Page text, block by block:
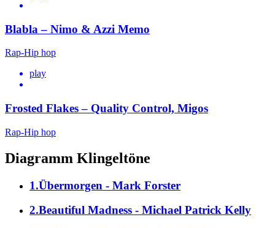
Blabla – Nimo & Azzi Memo
Rap-Hip hop
play
Frosted Flakes – Quality Control, Migos
Rap-Hip hop
Diagramm Klingeltöne
1.Übermorgen - Mark Forster
2.Beautiful Madness - Michael Patrick Kelly